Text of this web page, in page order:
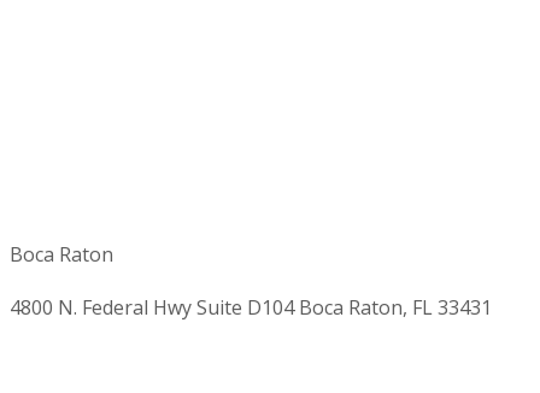
Boca Raton
4800 N. Federal Hwy Suite D104 Boca Raton, FL 33431